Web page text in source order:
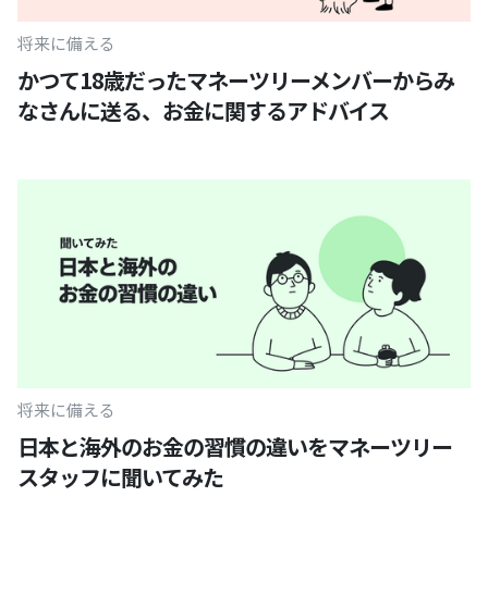
将来に備える
かつて18歳だったマネーツリーメンバーからみ
なさんに送る、お金に関するアドバイス
将来に備える
日本と海外のお金の習慣の違いをマネーツリー
スタッフに聞いてみた